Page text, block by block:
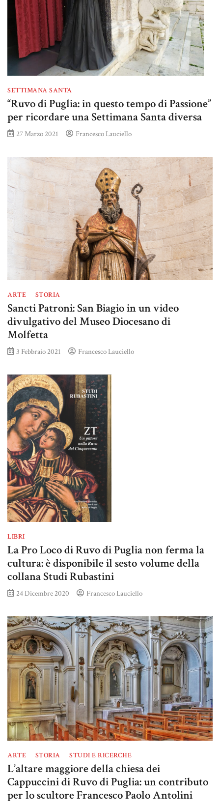
SETTIMANA SANTA
“Ruvo di Puglia: in questo tempo di Passione”
per ricordare una Settimana Santa diversa
27 Marzo 2021 Francesco Lauciello
ARTE STORIA
Sancti Patroni: San Biagio in un video
divulgativo del Museo Diocesano di
Molfetta
3 Febbraio 2021 Francesco Lauciello
LIBRI
La Pro Loco di Ruvo di Puglia non ferma la
cultura: è disponibile il sesto volume della
collana Studi Rubastini
24 Dicembre 2020 Francesco Lauciello
ARTE STORIA STUDI E RICERCHE
L’altare maggiore della chiesa dei
Cappuccini di Ruvo di Puglia: un contributo
per lo scultore Francesco Paolo Antolini